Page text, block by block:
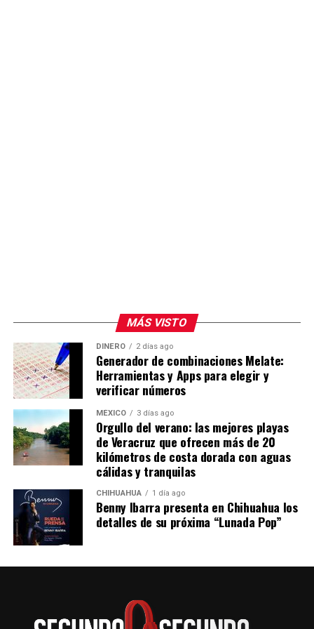
MÁS VISTO
DINERO 2 días ago
Generador de combinaciones Melate:
Herramientas y Apps para elegir y
verificar números
MÉXICO 3 días ago
Orgullo del verano: las mejores playas
de Veracruz que ofrecen más de 20
kilómetros de costa dorada con aguas
cálidas y tranquilas
CHIHUAHUA 1 día ago
Benny Ibarra presenta en Chihuahua los
detalles de su próxima “Lunada Pop”